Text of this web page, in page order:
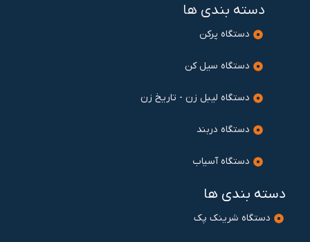
دسته بندی ها
دستگاه پرکن
دستگاه سیل کن
دستگاه لیبل زن - تاریخ زن
دستگاه دربند
دستگاه آسیاب
دسته بندی ها
دستگاه شرینک پک